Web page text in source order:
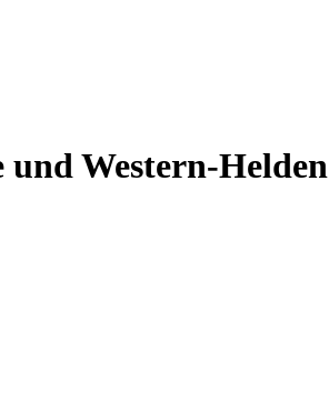
und Western-Helden